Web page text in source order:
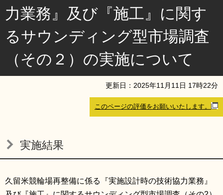
計画・政策
サイトマップ 組織から探す
リンク集 利用ガイド
RSS プライバシーポリシー
力業務』及び『施工』に関す
るサウンディング型市場調査
（その２）の実施について
更新日： 2025年11 月 11 日 17時22分
このページの評価をお願いいたします。
実施結果
久留米競輪場再整備に係る『実施設計時の技術協力業務』